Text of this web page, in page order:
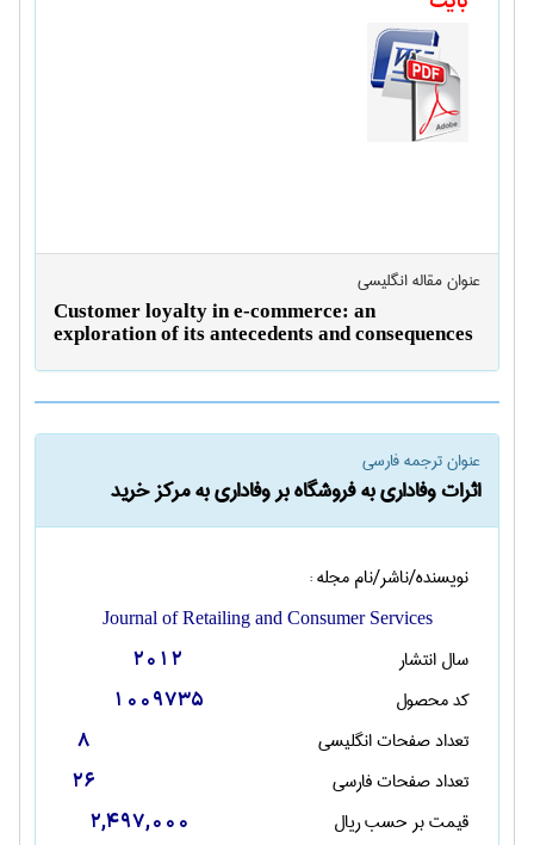
عنوان مقاله انگليسی
Customer loyalty in e-commerce: an
exploration of its antecedents and consequences
عنوان ترجمه فارسی
اثرات وفاداری به فروشگاه بر وفاداری به مرکز خرید
نویسنده/ناشر/نام مجله :
Journal of Retailing and Consumer Services
سال انتشار 2012
کد محصول 1009735
تعداد صفحات انگليسی 8
تعداد صفحات فارسی 26
قیمت بر حسب ریال 2,497,000